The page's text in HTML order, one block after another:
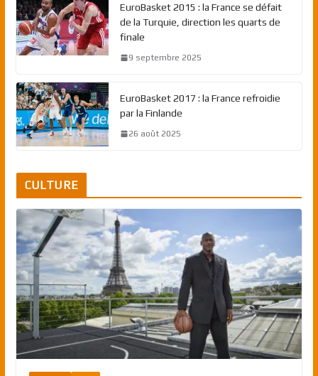
EuroBasket 2015 : la France se défait
de la Turquie, direction les quarts de
finale
9 septembre 2025
EuroBasket 2017 : la France refroidie
par la Finlande
26 août 2025
CULTURE